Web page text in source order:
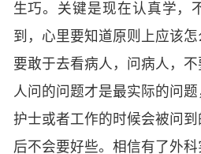
生巧。关键是现在认真学，
到，心里要知道原则上应该怎
要敢于去看病人，问病人，
人问的问题才是最实际的问
护士或者工作的时候会被问
后不会要好些。相信有了外